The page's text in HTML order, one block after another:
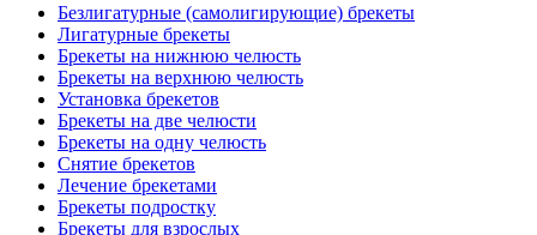
Безлигатурные (самолигирующие) брекеты
Лигатурные брекеты
Брекеты на нижнюю челюсть
Брекеты на верхнюю челюсть
Установка брекетов
Брекеты на две челюсти
Брекеты на одну челюсть
Снятие брекетов
Лечение брекетами
Брекеты подростку
Брекеты для взрослых